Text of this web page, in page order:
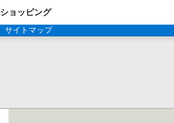
ショッピング
サイトマップ